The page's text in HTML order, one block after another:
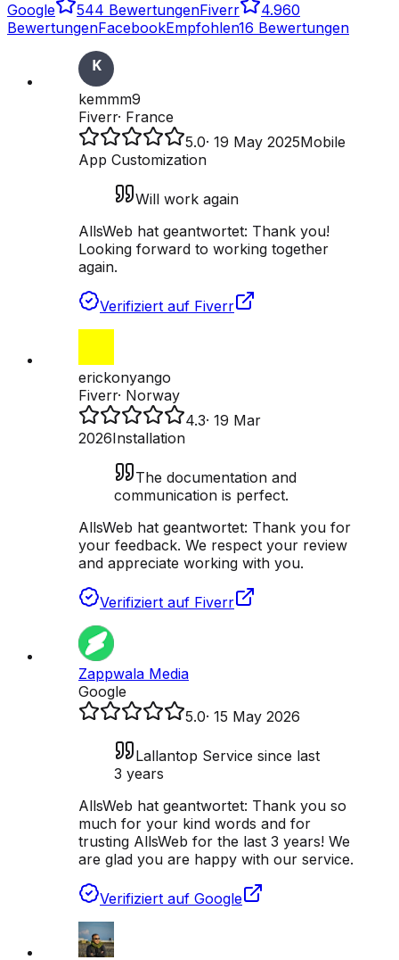
Google 544 BewertungenFiverr 4.960
BewertungenFacebookEmpfohlen16 Bewertungen
kemmm9
Fiverr· France
5.0· 19 May 2025Mobile
App Customization
Will work again
AllsWeb hat geantwortet: Thank you!
Looking forward to working together
again.
Verifiziert auf Fiverr
erickonyango
Fiverr· Norway
4.3· 19 Mar
2026Installation
The documentation and
communication is perfect.
AllsWeb hat geantwortet: Thank you for
your feedback. We respect your review
and appreciate working with you.
Verifiziert auf Fiverr
Zappwala Media
Google
5.0· 15 May 2026
Lallantop Service since last
3 years
AllsWeb hat geantwortet: Thank you so
much for your kind words and for
trusting AllsWeb for the last 3 years! We
are glad you are happy with our service.
Verifiziert auf Google